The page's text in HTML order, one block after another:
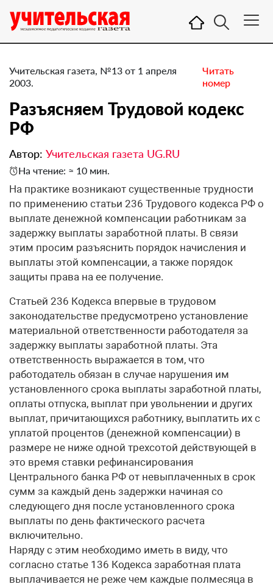
Учительская газета, №13 от 1 апреля
2003.
Читать
номер
Разъясняем Трудовой кодекс
РФ
Автор: Учительская газета UG.RU
На чтение: ≈ 10 мин.
На практике возникают существенные трудности
по применению статьи 236 Трудового кодекса РФ о
выплате денежной компенсации работникам за
задержку выплаты заработной платы. В связи
этим просим разъяснить порядок начисления и
выплаты этой компенсации, а также порядок
защиты права на ее получение.
Статьей 236 Кодекса впервые в трудовом
законодательстве предусмотрено установление
материальной ответственности работодателя за
задержку выплаты заработной платы. Эта
ответственность выражается в том, что
работодатель обязан в случае нарушения им
установленного срока выплаты заработной платы,
оплаты отпуска, выплат при увольнении и других
выплат, причитающихся работнику, выплатить их с
уплатой процентов (денежной компенсации) в
размере не ниже одной трехсотой действующей в
это время ставки рефинансирования
Центрального банка РФ от невыплаченных в срок
сумм за каждый день задержки начиная со
следующего дня после установленного срока
выплаты по день фактического расчета
включительно.
Наряду с этим необходимо иметь в виду, что
согласно статье 136 Кодекса заработная плата
выплачивается не реже чем каждые полмесяца в